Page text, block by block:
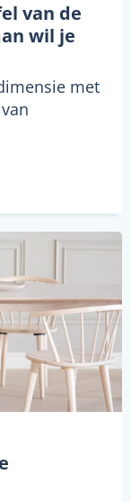
van de
wil je
met